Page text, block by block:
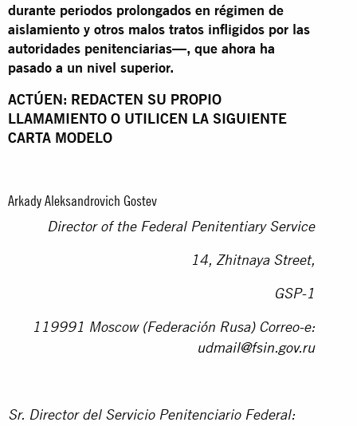
durante periodos prolongados en régimen de
aislamiento y otros malos tratos infligidos por las
autoridades penitenciarias—, que ahora ha
pasado a un nivel superior.
ACTÚEN: REDACTEN SU PROPIO
LLAMAMIENTO O UTILICEN LA SIGUIENTE
CARTA MODELO
Arkady Aleksandrovich Gostev
Director of the Federal Penitentiary Service
14, Zhitnaya Street,
GSP-1
119991 Moscow (Federación Rusa) Correo-e:
udmail@fsin.gov.ru
Sr. Director del Servicio Penitenciario Federal: